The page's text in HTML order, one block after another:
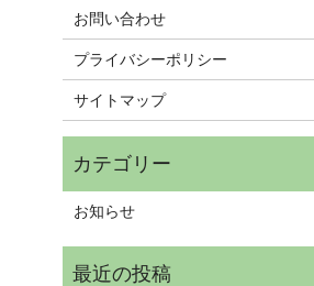
お問い合わせ
プライバシーポリシー
サイトマップ
お知らせ